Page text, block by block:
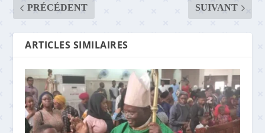
PRÉCÉDENT
SUIVANT
ARTICLES SIMILAIRES